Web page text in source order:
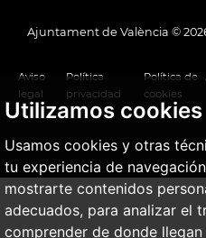
Utilizamos cookies
Usamos cookies y otras
tu experiencia de
mostrarte contenidos
adecuados, para analizar el
comprender de donde
Ajuntament de València ©
Aviso
legal
Política
privacidad
Política de
cookies